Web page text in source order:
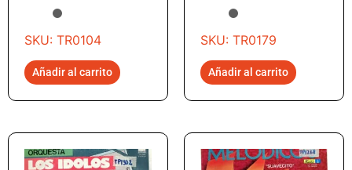
SKU: TR0104
Añadir al carrito
SKU: TR0179
Añadir al carrito